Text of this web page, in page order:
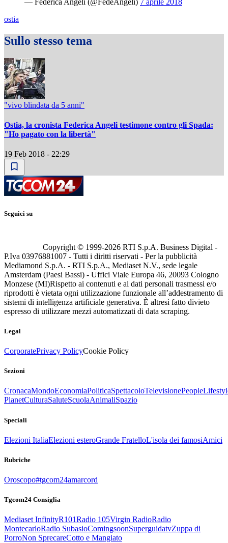
— Federica Angeli (@FedeAngeli) 7 aprile 2018
ostia
Sullo stesso tema
"vivo blindata da 5 anni"
Ostia, la cronista Federica Angeli testimone contro gli Spada:
"Ho pagato con la libertà"
19 Feb 2018 - 22:29
Seguici su
Copyright © 1999-2026 RTI S.p.A. Business Digital -
P.Iva 03976881007 - Tutti i diritti riservati - Per la pubblicità
Mediamond S.p.A. - RTI S.p.A., Mediaset N.V., sede legale
Amsterdam (Paesi Bassi) - Uffici Viale Europa 46, 20093 Cologno
Monzese (MI)Rispetto ai contenuti e ai dati personali trasmessi e/o
riprodotti è vietata ogni utilizzazione funzionale all’addestramento di
sistemi di intelligenza artificiale generativa. È altresì fatto divieto
espresso di utilizzare mezzi automatizzati di data scraping.
Legal
CorporatePrivacy PolicyCookie Policy
Sezioni
CronacaMondoEconomiaPoliticaSpettacoloTelevisionePeople
PlanetCulturaSaluteScuolaAnimaliSpazio
Speciali
Elezioni ItaliaElezioni esteroGrande FratelloL'isola dei famosiAmici
Rubriche
Oroscopo#tgcom24amarcord
Tgcom24 Consiglia
Mediaset InfinityR101Radio 105Virgin RadioRadio
MontecarloRadio SubasioComingsoonSuperguidatvZuppa di
PorroNon SprecareCotto e Mangiato